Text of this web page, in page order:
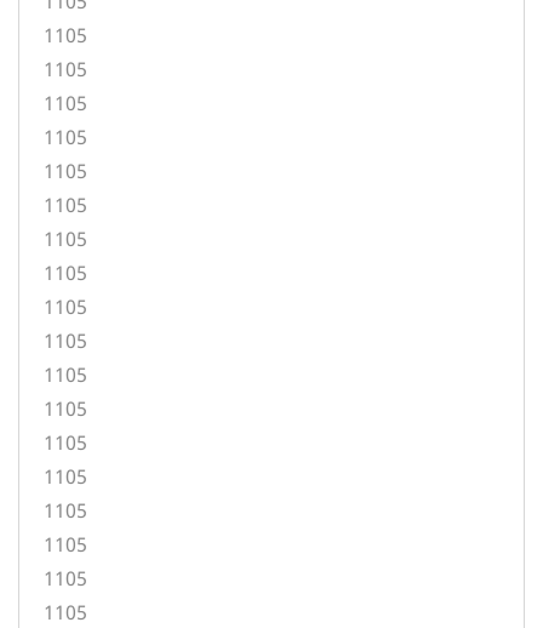
1105
1105
1105
1105
1105
1105
1105
1105
1105
1105
1105
1105
1105
1105
1105
1105
1105
1105